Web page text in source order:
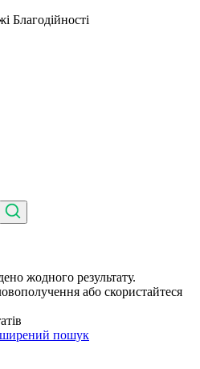
Благодійності
жодного результату.
або скористайтеся
пошук